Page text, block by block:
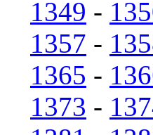
1349 -
1357 -
1365 -
1373 -